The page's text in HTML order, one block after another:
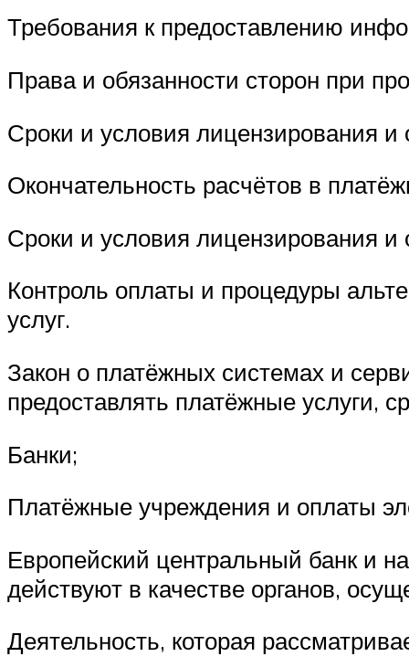
Требования к предоставлению
Права и обязанности сторон при
Сроки и условия лицензирования
Окончательность расчётов в
Сроки и условия лицензирования
Контроль оплаты и процедуры
услуг.
Закон о платёжных системах и
предоставлять платёжные услуги,
Банки;
Платёжные учреждения и оплаты
Европейский центральный банк и
действуют в качестве органов,
Деятельность, которая